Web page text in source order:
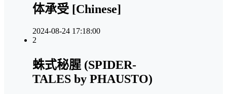
体承受 [Chinese]
2024-08-24 17:18:00
2
蛛式秘腥 (SPIDER-
TALES by PHAUSTO)